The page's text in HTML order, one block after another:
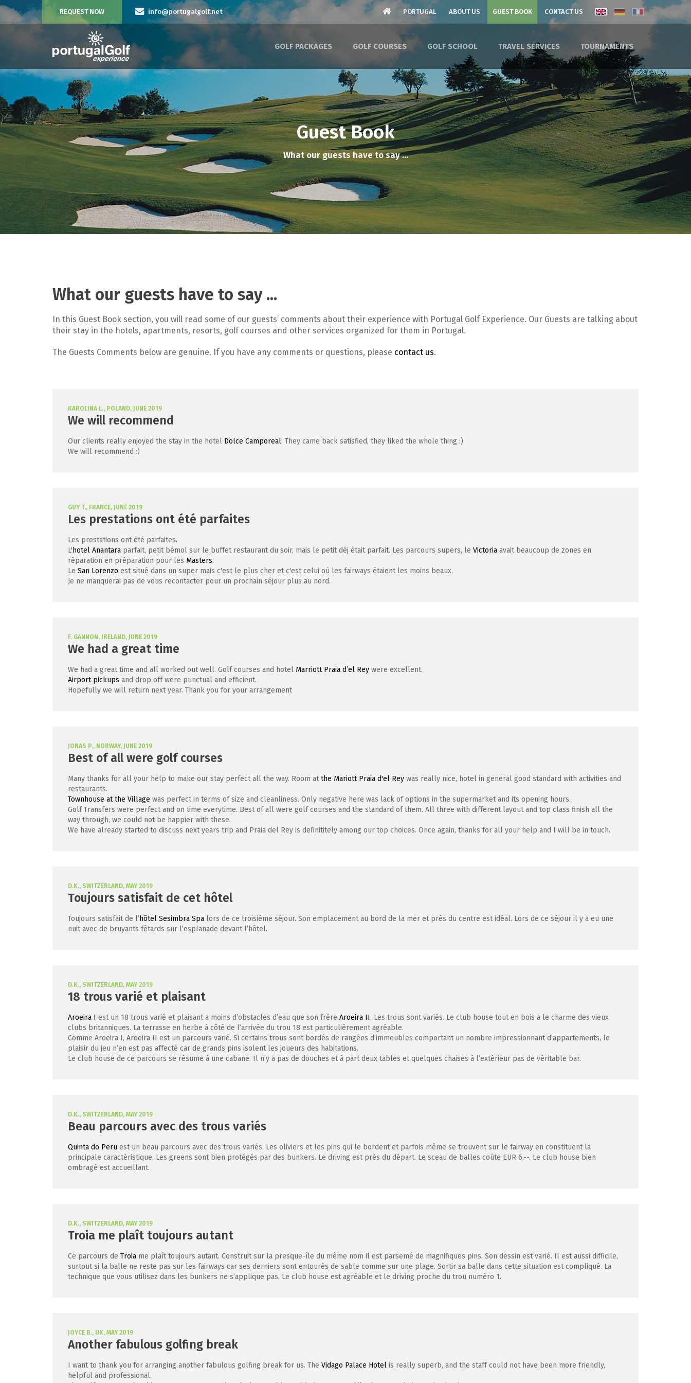
REQUEST NOW info@portugalgolf.net PORTUGAL ABOUT US GUEST BOOK CONTACT US
GOLF PACKAGES GOLF COURSES GOLF SCHOOL TRAVEL SERVICES TOURNAMENTS
Guest Book
What our guests have to say ...
What our guests have to say ...
In this Guest Book section, you will read some of our guests’ comments about their experience with Portugal Golf Experience. Our Guests are talking about
their stay in the hotels, apartments, resorts, golf courses and other services organized for them in Portugal.
The Guests Comments below are genuine. If you have any comments or questions, please contact us.
KAROLINA L., POLAND, JUNE 2019
We will recommend
Our clients really enjoyed the stay in the hotel Dolce Camporeal. They came back satisfied, they liked the whole thing :)
We will recommend :)
GUY T., FRANCE, JUNE 2019
Les prestations ont été parfaites
Les prestations ont été parfaites.
L' hotel Anantara parfait, petit bémol sur le buffet restaurant du soir, mais le petit déj était parfait. Les parcours supers, le Victoria avait beaucoup de zones en
réparation en préparation pour les Masters.
Le San Lorenzo est situé dans un super mais c'est le plus cher et c'est celui où les fairways étaient les moins beaux.
Je ne manquerai pas de vous recontacter pour un prochain séjour plus au nord.
F. GANNON, IRELAND, JUNE 2019
We had a great time
We had a great time and all worked out well. Golf courses and hotel Marriott Praia d’el Rey were excellent.
Airport pickups and drop off were punctual and efficient.
Hopefully we will return next year. Thank you for your arrangement
JONAS P., NORWAY, JUNE 2019
Best of all were golf courses
Many thanks for all your help to make our stay perfect all the way. Room atthe Mariott Praia d'el Rey was really nice, hotel in general good standard with activities and
restaurants.
Townhouse at the Village was perfect in terms of size and cleanliness. Only negative here was lack of options in the supermarket and its opening hours.
Golf Transfers were perfect and on time everytime. Best of all were golf courses and the standard of them. All three with different layout and top class finish all the
way through, we could not be happier with these.
We have already started to discuss next years trip and Praia del Rey is definititely among our top choices. Once again, thanks for all your help and I will be in touch.
D.K., SWITZERLAND, MAY 2019
Toujours satisfait de cet hôtel
Toujours satisfait de l’ hôtel Sesimbra Spa lors de ce troisième séjour. Son emplacement au bord de la mer et près du centre est idéal. Lors de ce séjour il y a eu une
nuit avec de bruyants fêtards sur l’esplanade devant l’hôtel.
D.K., SWITZERLAND, MAY 2019
18 trous varié et plaisant
Aroeira I est un 18 trous varié et plaisant a moins d’obstacles d’eau que son frère Aroeira II. Les trous sont variés. Le club house tout en bois a le charme des vieux
clubs britanniques. La terrasse en herbe à côté de l’arrivée du trou 18 est particulièrement agréable.
Comme Aroeira I, Aroeira II est un parcours varié. Si certains trous sont bordés de rangées d’immeubles comportant un nombre impressionnant d’appartements, le
plaisir du jeu n’en est pas affecté car de grands pins isolent les joueurs des habitations.
Le club house de ce parcours se résume à une cabane. Il n’y a pas de douches et à part deux tables et quelques chaises à l’extérieur pas de véritable bar.
D.K., SWITZERLAND, MAY 2019
Beau parcours avec des trous variés
Quinta do Peru est un beau parcours avec des trous variés. Les oliviers et les pins qui le bordent et parfois même se trouvent sur le fairway en constituent la
principale caractéristique. Les greens sont bien protégés par des bunkers. Le driving est près du départ. Le sceau de balles coûte EUR 6.--. Le club house bien
ombragé est accueillant.
D.K., SWITZERLAND, MAY 2019
Troia me plaît toujours autant
Ce parcours de Troia me plaît toujours autant. Construit sur la presque-île du même nom il est parsemé de magnifiques pins. Son dessin est varié. Il est aussi difficile,
surtout si la balle ne reste pas sur les fairways car ses derniers sont entourés de sable comme sur une plage. Sortir sa balle dans cette situation est compliqué. La
technique que vous utilisez dans les bunkers ne s’applique pas. Le club house est agréable et le driving proche du trou numéro 1.
JOYCE B., UK, MAY 2019
Another fabulous golfing break
I want to thank you for arranging another fabulous golfing break for us. The Vidago Palace Hotel is really superb, and the staff could not have been more friendly,
helpful and professional.